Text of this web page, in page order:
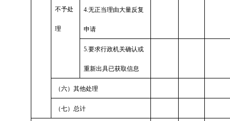
不予处
理
4.无正当理由大量反复
申请
5.要求行政机关确认或
重新出具已获取信息
（六）其他处理
（七）总计